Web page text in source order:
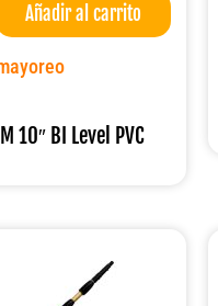
Añadir al carrito
10″ BI Level PVC